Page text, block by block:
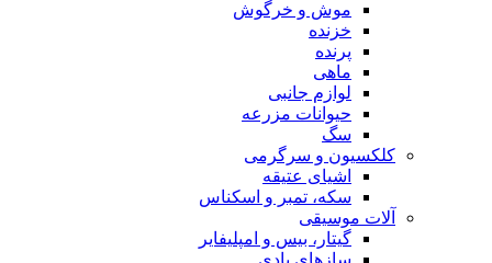
موش و خرگوش
خزنده
پرنده
ماهی
لوازم جانبی
حیوانات مزرعه
سگ
کلکسیون و سرگرمی
اشیای عتیقه
سکه، تمبر و اسکناس
آلات موسیقی
گیتار، بیس و امپلیفایر